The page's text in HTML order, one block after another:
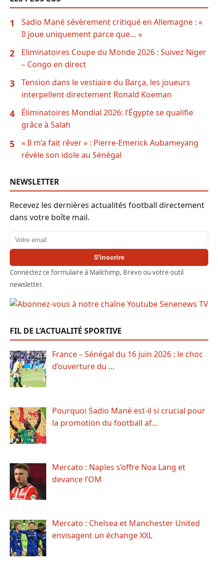
1
Sadio Mané sévèrement critiqué en Allemagne : «
Il joue uniquement parce que… »
2
Eliminatoires Coupe du Monde 2026 : Suivez Niger
– Congo en direct
3
Tension dans le vestiaire du Barça, les joueurs
interpellent directement Ronald Koeman
4
Éliminatoires Mondial 2026: l’Égypte se qualifie
grâce à Salah
5
« Il m’a fait rêver » : Pierre-Emerick Aubameyang
révèle son idole au Sénégal
NEWSLETTER
Recevez les dernières actualités football directement
dans votre boîte mail.
Adresse email
S'inscrire
Connectez ce formulaire à Mailchimp, Brevo ou votre outil
newsletter.
FIL DE L’ACTUALITÉ SPORTIVE
France – Sénégal du 16 juin 2026 : le choc
d’ouverture du …
Pourquoi Sadio Mané est-il si crucial pour
la promotion du football af…
Mercato : Naples s’offre Noa Lang et
devance l’OM
Mercato : Chelsea et Manchester United
envisagent un échange XXL